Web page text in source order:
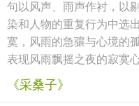
句以风声、雨声作衬，以
染和人物的重复行为中选
寞，风雨的急骧与心境的
表现风雨飘摇之夜的寂寞心
《采桑子》